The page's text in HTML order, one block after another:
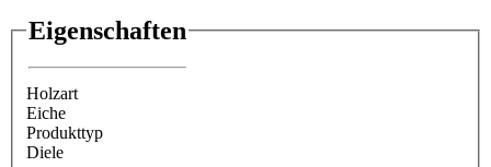
Eigenschaften
Holzart
Eiche
Produkttyp
Diele